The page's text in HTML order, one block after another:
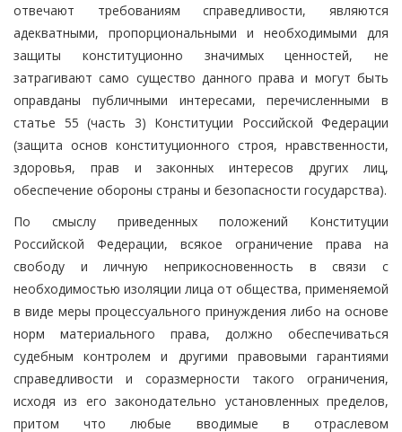
отвечают требованиям справедливости, являются
адекватными, пропорциональными и необходимыми для
защиты конституционно значимых ценностей, не
затрагивают само существо данного права и могут быть
оправданы публичными интересами, перечисленными в
статье 55 (часть 3) Конституции Российской Федерации
(защита основ конституционного строя, нравственности,
здоровья, прав и законных интересов других лиц,
обеспечение обороны страны и безопасности государства).
По смыслу приведенных положений Конституции
Российской Федерации, всякое ограничение права на
свободу и личную неприкосновенность в связи с
необходимостью изоляции лица от общества, применяемой
в виде меры процессуального принуждения либо на основе
норм материального права, должно обеспечиваться
судебным контролем и другими правовыми гарантиями
справедливости и соразмерности такого ограничения,
исходя из его законодательно установленных пределов,
притом что любые вводимые в отраслевом